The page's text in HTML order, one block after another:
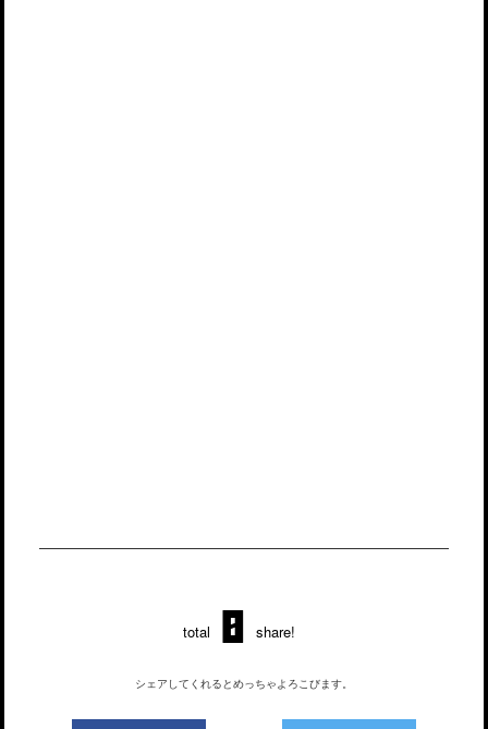
total 0 share!
シェアしてくれるとめっちゃよろこびます。